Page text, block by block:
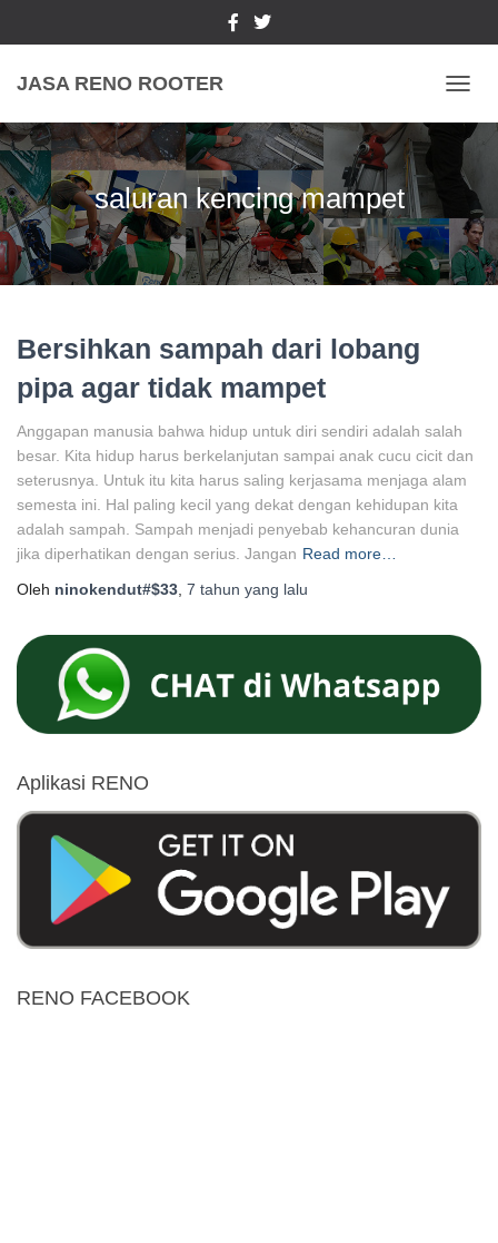
JASA RENO ROOTER
saluran kencing mampet
Bersihkan sampah dari lobang
pipa agar tidak mampet
Anggapan manusia bahwa hidup untuk diri sendiri adalah salah
besar. Kita hidup harus berkelanjutan sampai anak cucu cicit dan
seterusnya. Untuk itu kita harus saling kerjasama menjaga alam
semesta ini. Hal paling kecil yang dekat dengan kehidupan kita
adalah sampah. Sampah menjadi penyebab kehancuran dunia
jika diperhatikan dengan serius. Jangan Read more…
Oleh ninokendut#$33 7 tahun yang lalu
Aplikasi RENO
RENO FACEBOOK